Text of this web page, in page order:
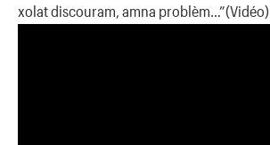
xolat discouram, amna problèm…”(Vidéo)